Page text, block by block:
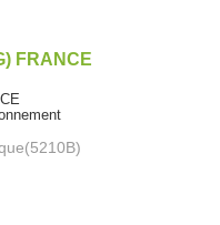
FRANCE